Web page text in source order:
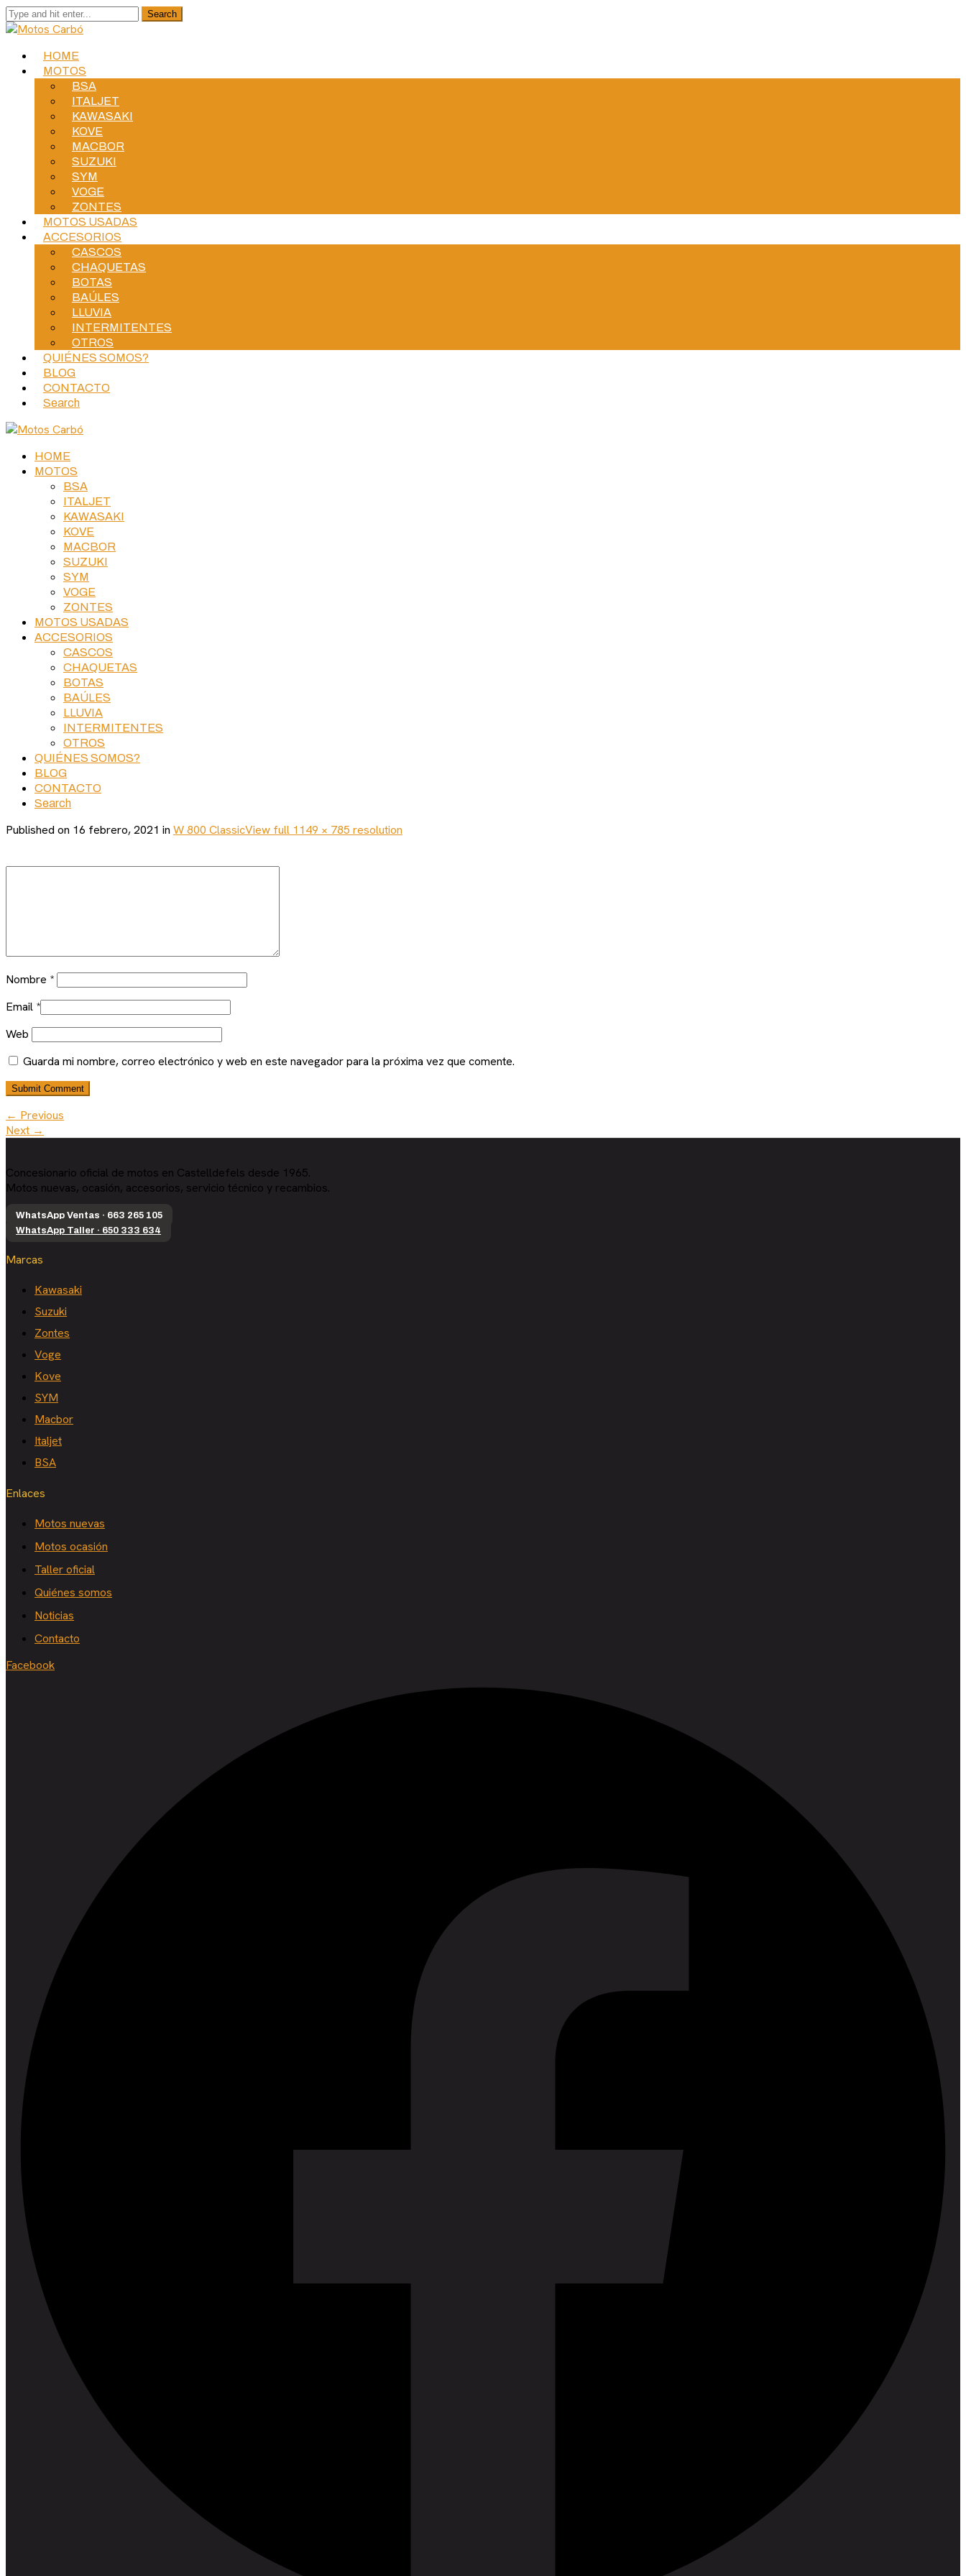
HOME
MOTOS
BSA
ITALJET
KAWASAKI
KOVE
MACBOR
SUZUKI
SYM
VOGE
ZONTES
MOTOS USADAS
ACCESORIOS
CASCOS
CHAQUETAS
BOTAS
BAÚLES
LLUVIA
INTERMITENTES
OTROS
QUIÉNES SOMOS?
BLOG
CONTACTO
Search
HOME
MOTOS
BSA
ITALJET
KAWASAKI
KOVE
MACBOR
SUZUKI
SYM
VOGE
ZONTES
MOTOS USADAS
ACCESORIOS
CASCOS
CHAQUETAS
BOTAS
BAÚLES
LLUVIA
INTERMITENTES
OTROS
QUIÉNES SOMOS?
BLOG
CONTACTO
Search
Published on 16 febrero, 2021 in W 800 ClassicView full 1149 × 785 resolution
Nombre *
Email *
Web
Guarda mi nombre, correo electrónico y web en este navegador para la próxima vez que comente.
← Previous
Next →
Concesionario oficial de motos en Castelldefels desde 1965.
Motos nuevas, ocasión, accesorios, servicio técnico y recambios.
WhatsApp Ventas · 663 265 105
WhatsApp Taller · 650 333 634
Marcas
Kawasaki
Suzuki
Zontes
Voge
Kove
SYM
Macbor
Italjet
BSA
Enlaces
Motos nuevas
Motos ocasión
Taller oficial
Quiénes somos
Noticias
Contacto
Facebook